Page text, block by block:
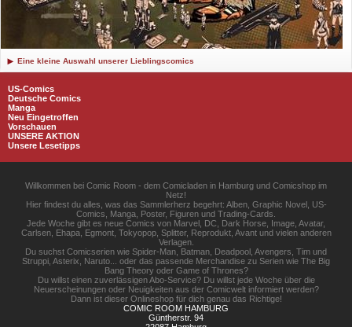
Eine kleine Auswahl unserer Lieblingscomics
US-Comics
Deutsche Comics
Manga
Neu Eingetroffen
Vorschauen
UNSERE AKTION
Unsere Lesetipps
Willkommen bei Comic Room - dem Comicladen in Hamburg und Comicshop im
Netz!
Hier findest du alles, was das Sammlerherz begehrt: Alben, Graphic Novel, US-
Comics, Manga, Poster, Figuren und Trading-Cards.
Jede Woche gibt es neue Comics von Marvel, DC, Dark Horse, Image, Avatar,
Carlsen, Ehapa, Egmont, Tokyopop, Splitter, Reprodukt, Avant und vielen anderen
Verlagen.
Du suchst Comicserien wie Spider-Man, Batman, Deadpool, Avengers, Tim und
Struppi, Asterix, Naruto... oder das passende Merchandise zu Serien wie The Big
Bang Theory oder Game of Thrones?
Du willst einen zuverlässigen Abo-Service? Du willst jede Woche über die
Neuerscheinungen oder Neuigkeiten aus der Comicwelt informiert werden?
Dann ist dieser Onlineshop für dich genau das Richtige!
COMIC ROOM HAMBURG
Güntherstr. 94